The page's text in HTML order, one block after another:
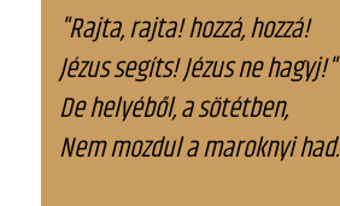
"Rajta, rajta! hozzá, hozzá!
Jézus segíts! Jézus ne hagyj!"
De helyéből, a sötétben,
Nem mozdul a maroknyi had.